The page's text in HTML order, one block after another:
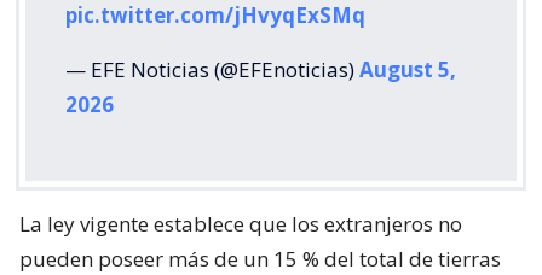
pic.twitter.com/jHvyqExSMq
— EFE Noticias (@EFEnoticias)August 5,
2026
La ley vigente establece que los extranjeros no
pueden poseer más de un 15 % del total de tierras